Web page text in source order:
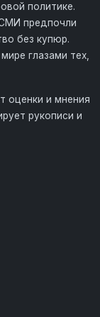
политике.
предпочли
без купюр.
глазами тех,
оценки и мнения
рукописи и